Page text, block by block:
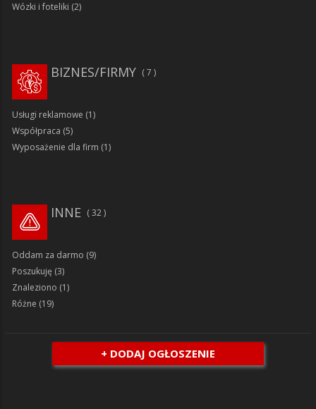
Wózki i foteliki (2)
7
BIZNES/FIRMY
Usługi reklamowe (1)
Współpraca (5)
Wyposażenie dla firm (1)
32
INNE
Oddam za darmo (9)
Poszukuję (3)
Znaleziono (1)
Różne (19)
+ DODAJ OGŁOSZENIE